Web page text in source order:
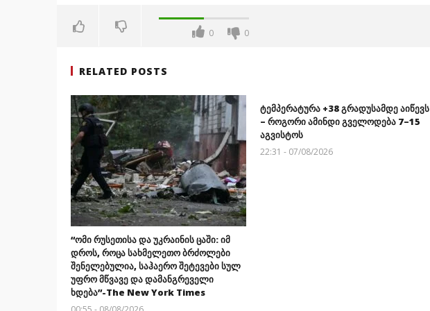
0 0
RELATED POSTS
“ომი რუსეთისა და უკრაინის ცაში: იმ
დროს, როცა სახმელეთო ბრძოლები
შენელებულია, საჰაერო შეტევები სულ
უფრო მწვავე და დამანგრეველი
ხდება”-The New York Times
ტემპერატურა +38 გრადუსამდე აიწევს
– როგორი ამინდი გველოდება 7–15
აგვისტოს
22:31 - 07/08/2026